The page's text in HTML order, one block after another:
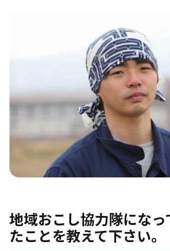
地域おこし協力隊になっ
たことを教えて下さい。